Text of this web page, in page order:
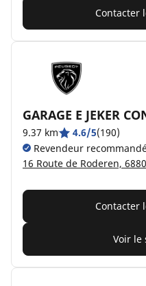
Contacter
GARAGE E JEKER
9.37 km 4.6/5(190)
Revendeur
16 Route de Roderen,
Contacter
Voir le